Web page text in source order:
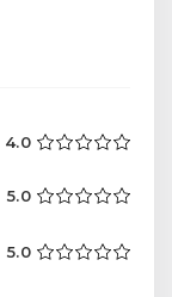
4.0
5.0
5.0